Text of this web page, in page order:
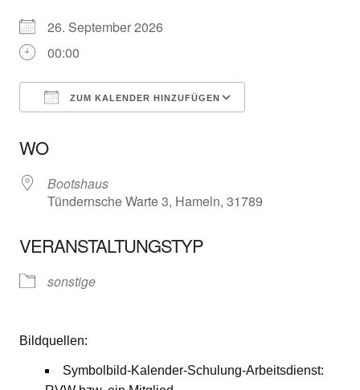
26. September 2026
00:00
ZUM KALENDER HINZUFÜGEN
WO
Bootshaus
Tündernsche Warte 3, Hameln, 31789
VERANSTALTUNGSTYP
sonstige
Bildquellen:
Symbolbild-Kalender-Schulung-Arbeitsdienst: